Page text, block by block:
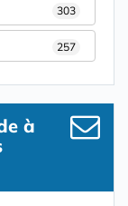
303
257
à